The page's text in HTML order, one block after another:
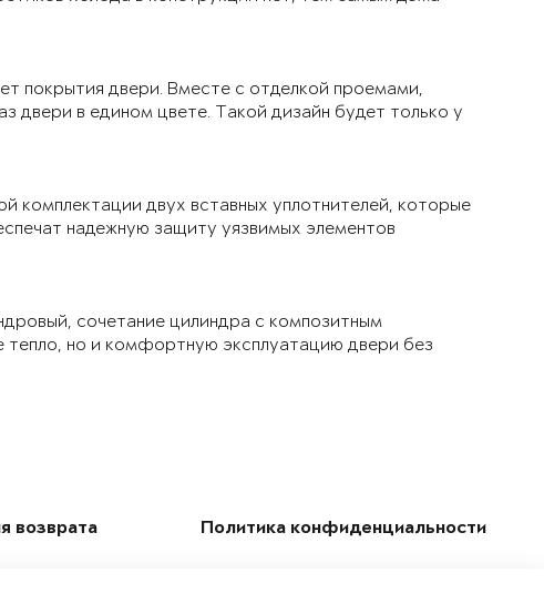
покрытия двери. Вместе с отделкой проемами,
двери в едином цвете. Такой дизайн будет только у
комплектации двух вставных уплотнителей, которые
надежную защиту уязвимых элементов
сочетание цилиндра с композитным
тепло, но и комфортную эксплуатацию двери без
возврата Политика конфиденциальности